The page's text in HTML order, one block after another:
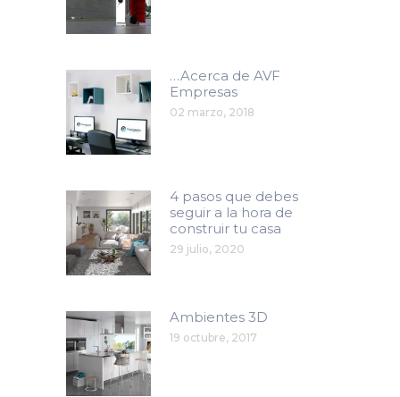
…Acerca de AVF
Empresas
02 marzo, 2018
4 pasos que debes
seguir a la hora de
construir tu casa
29 julio, 2020
Ambientes 3D
19 octubre, 2017